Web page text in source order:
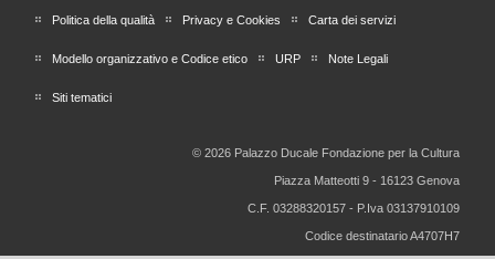
Politica della qualità Privacy e Cookies Carta dei servizi
Modello organizzativo e Codice etico URP Note Legali
Siti tematici
© 2026 Palazzo Ducale Fondazione per la Cultura
Piazza Matteotti 9 - 16123 Genova
C.F. 03288320157 - P.Iva 03137910109
Codice destinatario A4707H7